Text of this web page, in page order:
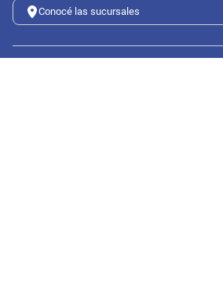
Conocé las sucursales